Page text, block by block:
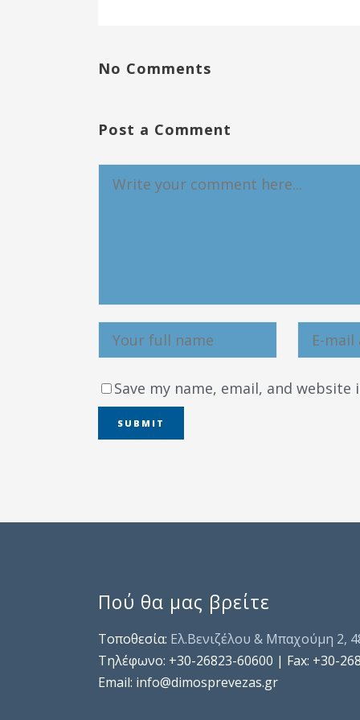
No Comments
Post a Comment
Save my name, email, and
Πού θα μας βρείτε
Τοποθεσία: Ελ.Βενιζέλου & Μπαχούμη 2,
Τηλέφωνo: +30-26823-60600 | Fax: +30-
Email: info@dimosprevezas.gr